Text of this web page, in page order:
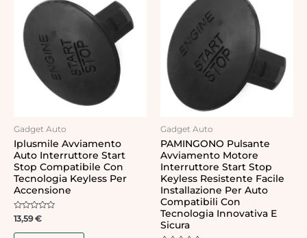
Gadget Auto
Iplusmile Avviamento
Auto Interruttore Start
Stop Compatibile Con
Tecnologia Keyless Per
Accensione
Rated
0
out
13,59€
Gadget Auto
PAMINGONO Pulsante
Avviamento Motore
Interruttore Start Stop
Keyless Resistente Facile
Installazione Per Auto
Compatibili Con
Tecnologia Innovativa E
Sicura